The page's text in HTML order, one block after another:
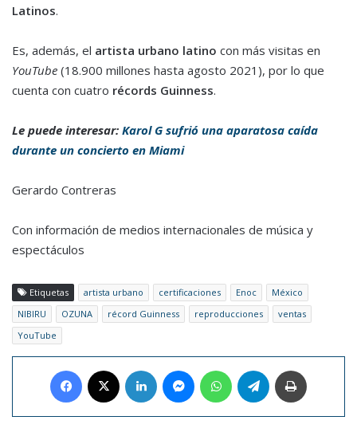
Latinos.
Es, además, el artista urbano latino con más visitas en
YouTube (18.900 millones hasta agosto 2021), por lo que
cuenta con cuatro récords Guinness.
Le puede interesar: Karol G sufrió una aparatosa caída
durante un concierto en Miami
Gerardo Contreras
Con información de medios internacionales de música y
espectáculos
Etiquetas artista urbano certificaciones Enoc
México
NIBIRU
OZUNA récord Guinness reproducciones
ventas
YouTube
Facebook LinkedIn MessengerWhatsAppTelegram